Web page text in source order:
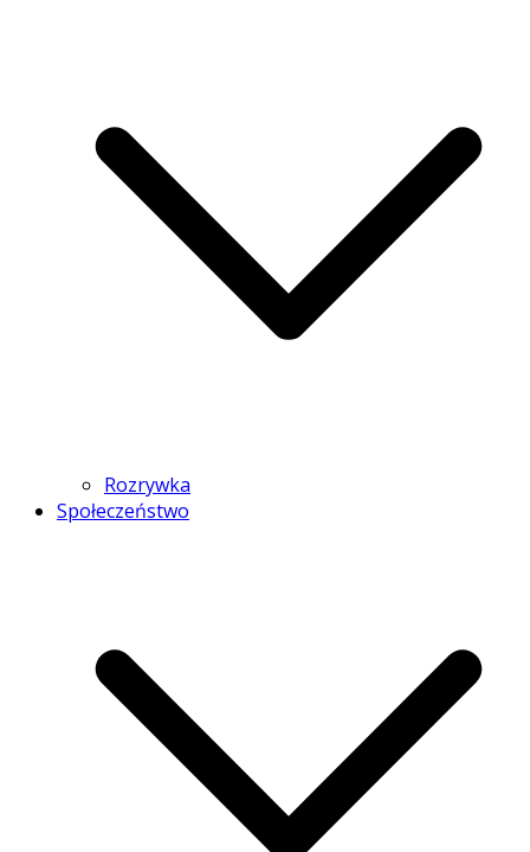
Rozrywka
Społeczeństwo